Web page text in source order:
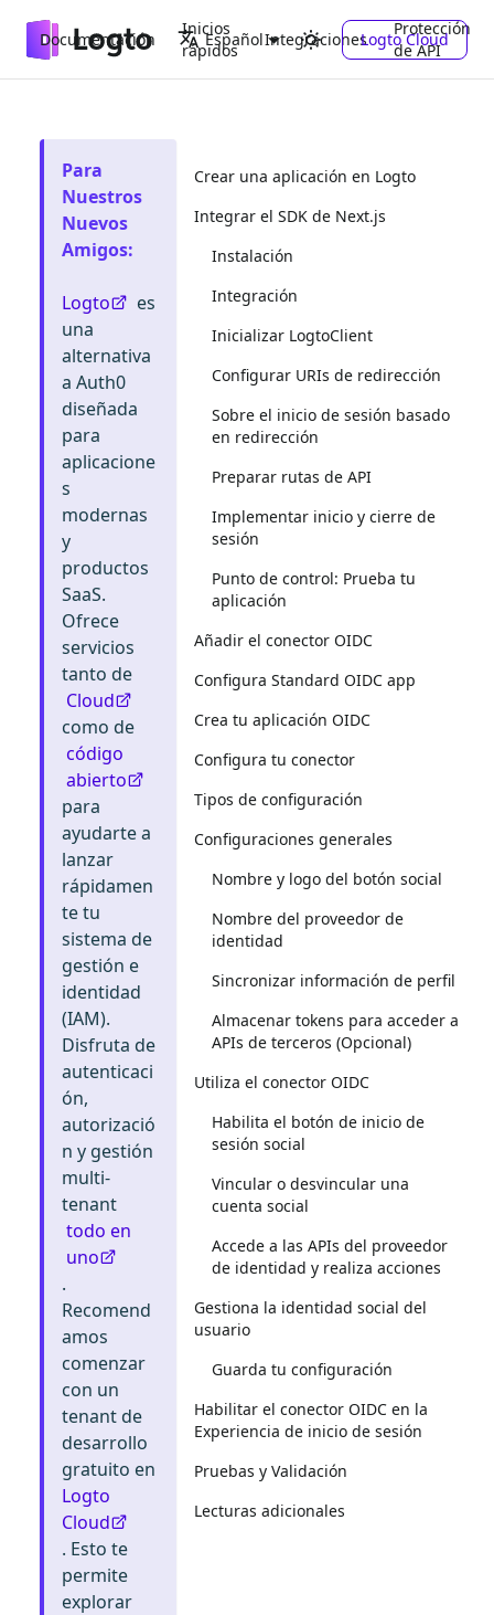
Documentación
Inicios
rápidos
Integraciones
Protección
de API
Español Logto Cloud
Para
Nuestros
Nuevos
Amigos:
Logto
es
una
alternativa
a Auth0
diseñada
para
aplicacione
s
modernas
y
productos
SaaS.
Ofrece
servicios
tanto de
Cloud
como de
código
abierto
para
ayudarte a
lanzar
rápidamen
te tu
sistema de
gestión e
identidad
(IAM).
Disfruta de
autenticaci
ón,
autorizació
n y gestión
multi-
tenant
todo en
uno
.
Recomend
amos
comenzar
con un
tenant de
desarrollo
gratuito en
Logto
Cloud
. Esto te
permite
explorar
Crear una aplicación en Logto
Integrar el SDK de Next.js
Instalación
Integración
Inicializar LogtoClient
Configurar URIs de redirección
Sobre el inicio de sesión basado
en redirección
Preparar rutas de API
Implementar inicio y cierre de
sesión
Punto de control: Prueba tu
aplicación
Añadir el conector OIDC
Configura Standard OIDC app
Crea tu aplicación OIDC
Configura tu conector
Tipos de configuración
Configuraciones generales
Nombre y logo del botón social
Nombre del proveedor de
identidad
Sincronizar información de perfil
Almacenar tokens para acceder a
APIs de terceros (Opcional)
Utiliza el conector OIDC
Habilita el botón de inicio de
sesión social
Vincular o desvincular una
cuenta social
Accede a las APIs del proveedor
de identidad y realiza acciones
Gestiona la identidad social del
usuario
Guarda tu configuración
Habilitar el conector OIDC en la
Experiencia de inicio de sesión
Pruebas y Validación
Lecturas adicionales